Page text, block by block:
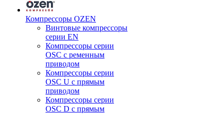
Компрессоры OZEN
Винтовые компрессоры
серии EN
Компрессоры серии
OSC с ременным
приводом
Компрессоры серии
OSC U с прямым
приводом
Компрессоры серии
OSC D с прямым